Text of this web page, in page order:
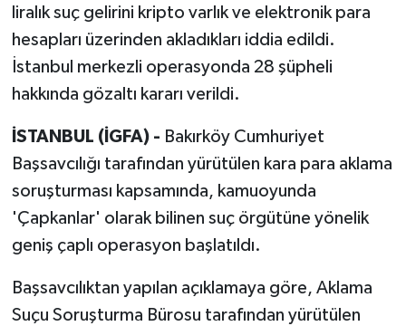
liralık suç gelirini kripto varlık ve elektronik para
hesapları üzerinden akladıkları iddia edildi.
İstanbul merkezli operasyonda 28 şüpheli
hakkında gözaltı kararı verildi.
İSTANBUL (İGFA) - Bakırköy Cumhuriyet
Başsavcılığı tarafından yürütülen kara para aklama
soruşturması kapsamında, kamuoyunda
'Çapkanlar' olarak bilinen suç örgütüne yönelik
geniş çaplı operasyon başlatıldı.
Başsavcılıktan yapılan açıklamaya göre, Aklama
Suçu Soruşturma Bürosu tarafından yürütülen